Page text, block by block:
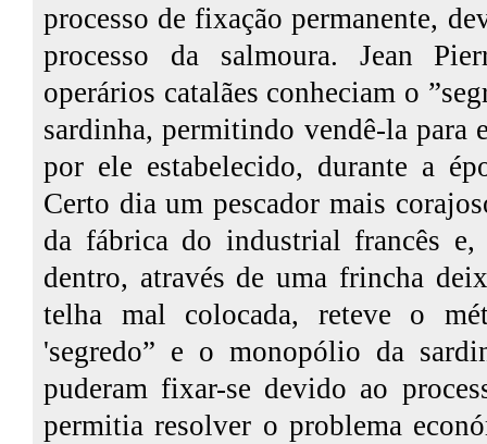
processo de fixação permanente,
processo da salmoura. Jean
operários catalães conheciam o
sardinha, permitindo vendê-la para
por ele estabelecido, durante a
Certo dia um pescador mais
da fábrica do industrial francês e,
dentro, através de uma frincha
telha mal colocada, reteve o
'segredo” e o monopólio da
puderam fixar-se devido ao
permitia resolver o problema